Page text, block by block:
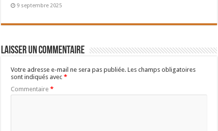
9 septembre 2025
Laisser un commentaire
Votre adresse e-mail ne sera pas publiée. Les champs obligatoires
sont indiqués avec*
Commentaire*